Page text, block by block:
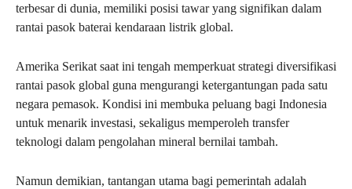
terbesar di dunia, memiliki posisi tawar yang signifikan dalam
rantai pasok baterai kendaraan listrik global.
Amerika Serikat saat ini tengah memperkuat strategi diversifikasi
rantai pasok global guna mengurangi ketergantungan pada satu
negara pemasok. Kondisi ini membuka peluang bagi Indonesia
untuk menarik investasi, sekaligus memperoleh transfer
teknologi dalam pengolahan mineral bernilai tambah.
Namun demikian, tantangan utama bagi pemerintah adalah